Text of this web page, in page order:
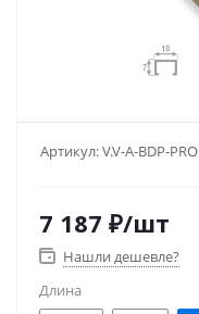
Артикул:V.V-A-BDP-PRO
7 187 ₽/шт
Нашли дешевле?
Длина